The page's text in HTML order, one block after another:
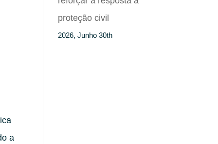
a
proteção civil
2026, Junho 30th